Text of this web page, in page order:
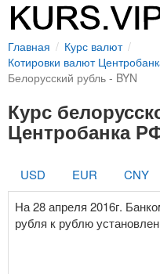
Главная
Курс валют
Котировки валют
Белорусский рубль - BYN
Курс
Центробанка
USD EUR CNY
На 28 апреля 2016г.
рубля к рублю